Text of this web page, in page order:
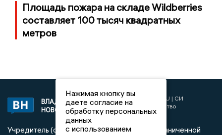
Площадь пожара на складе Wildberries
составляет 100 тысяч квадратных
метров
ВЛАДИМИРСКИЕ
НОВОСТИ
2017 © NEWSVLADIMIR.RU | СИ
«Информационное агентство
Владимирские новости»
Учредитель (соучредители): Общество с ограниченной
Нажимая кнопку вы
даете согласие на
обработку персональных
данных
с использованием